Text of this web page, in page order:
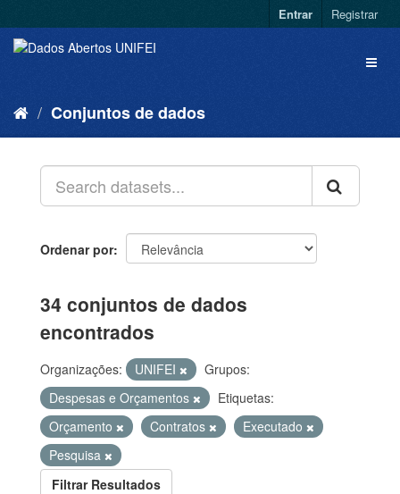
Entrar Registrar
Conjuntos de dados
Ordenar por
34 conjuntos de dados
encontrados
Organizações: UNIFEI
Grupos:
Despesas e Orçamentos
Etiquetas:
Orçamento
Contratos
Executado
Pesquisa
Filtrar Resultados